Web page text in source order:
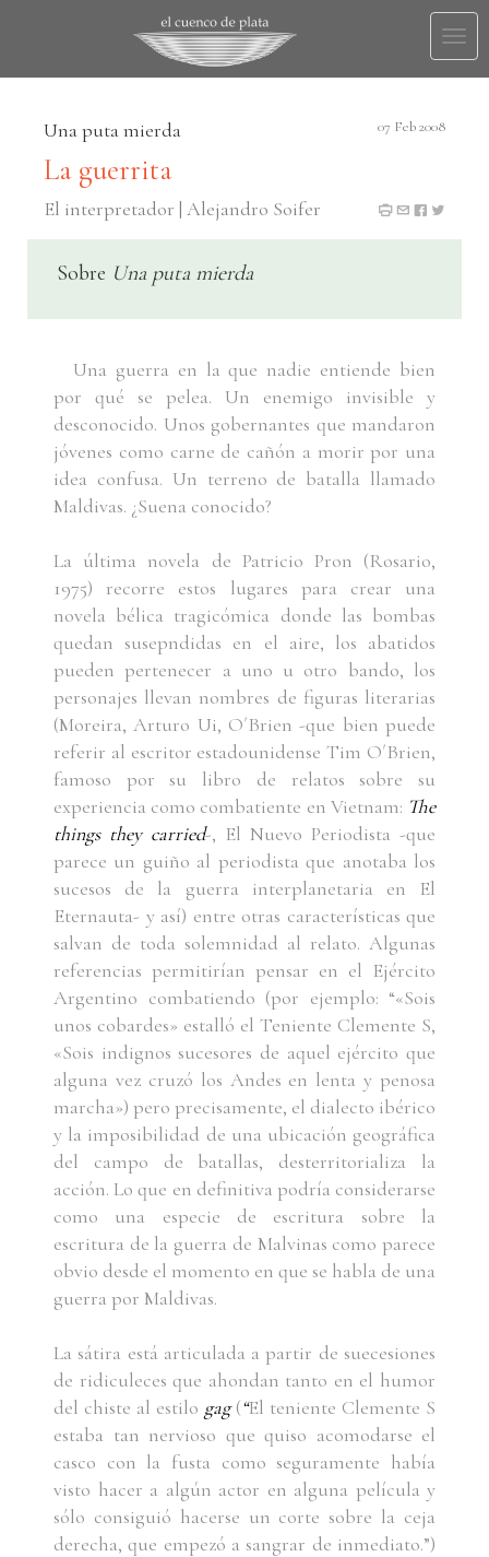
Una puta mierda 07 Feb 2008
La guerrita
El interpretador | Alejandro Soifer
Sobre Una puta mierda
Una guerra en la que nadie entiende bien
por qué se pelea. Un enemigo invisible y
desconocido. Unos gobernantes que mandaron
jóvenes como carne de cañón a morir por una
idea confusa. Un terreno de batalla llamado
Maldivas. ¿Suena conocido?
La última novela de Patricio Pron (Rosario,
1975) recorre estos lugares para crear una
novela bélica tragicómica donde las bombas
quedan susepndidas en el aire, los abatidos
pueden pertenecer a uno u otro bando, los
personajes llevan nombres de figuras literarias
(Moreira, Arturo Ui, O´Brien -que bien puede
referir al escritor estadounidense Tim O´Brien,
famoso por su libro de relatos sobre su
experiencia como combatiente en Vietnam: The
things they carried-, El Nuevo Periodista -que
parece un guiño al periodista que anotaba los
sucesos de la guerra interplanetaria en El
Eternauta- y así) entre otras características que
salvan de toda solemnidad al relato. Algunas
referencias permitirían pensar en el Ejército
Argentino combatiendo (por ejemplo: “«Sois
unos cobardes» estalló el Teniente Clemente S,
«Sois indignos sucesores de aquel ejército que
alguna vez cruzó los Andes en lenta y penosa
marcha») pero precisamente, el dialecto ibérico
y la imposibilidad de una ubicación geográfica
del campo de batallas, desterritorializa la
acción. Lo que en definitiva podría considerarse
como una especie de escritura sobre la
escritura de la guerra de Malvinas como parece
obvio desde el momento en que se habla de una
guerra por Maldivas.
La sátira está articulada a partir de suecesiones
de ridiculeces que ahondan tanto en el humor
del chiste al estilo gag(“El teniente Clemente S
estaba tan nervioso que quiso acomodarse el
casco con la fusta como seguramente había
visto hacer a algún actor en alguna película y
sólo consiguió hacerse un corte sobre la ceja
derecha, que empezó a sangrar de inmediato.”)